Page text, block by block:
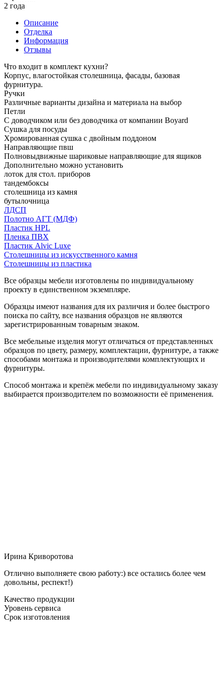
2 года
Описание
Отделка
Информация
Отзывы
Что входит в комплект кухни?
Корпус, влагостойкая столешница, фасады, базовая
фурнитура.
Ручки
Различные варианты дизайна и материала на выбор
Петли
С доводчиком или без доводчика от компании Boyard
Сушка для посуды
Хромированная сушка с двойным поддоном
Направляющие пвш
Полновыдвижные шариковые направляющие для ящиков
Дополнительно можно установить
лоток для стол. приборов
тандембоксы
столешница из камня
бутылочница
ЛДСП
Полотно АГТ (МДФ)
Пластик HPL
Пленка ПВХ
Пластик Alvic Luxe
Столешницы из искусственного камня
Столешницы из пластика
Все образцы мебели изготовлены по индивидуальному
проекту в единственном экземпляре.
Образцы имеют названия для их различия и более быстрого
поиска по сайту, все названия образцов не являются
зарегистрированным товарным знаком.
Все мебельные изделия могут отличаться от представленных
образцов по цвету, размеру, комплектации, фурнитуре, а также
способами монтажа и производителями комплектующих и
фурнитуры.
Способ монтажа и крепёж мебели по индивидуальному заказу
выбирается производителем по возможности её применения.
Ирина Криворотова
Отлично выполняете свою работу:) все остались более чем
довольны, респект!)
Качество продукции
Уровень сервиса
Срок изготовления